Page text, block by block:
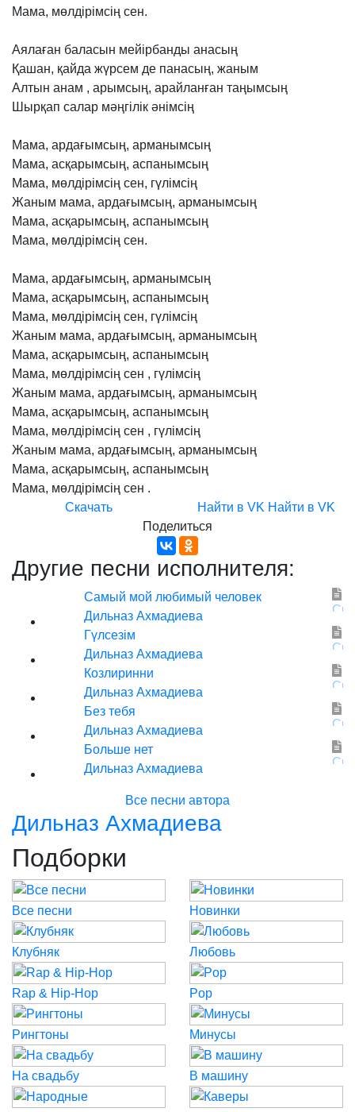
Мама, мөлдірімсің сен.
Аялаған баласын мейірбанды анасың
Қашан, қайда жүрсем де панасың, жаным
Алтын анам , арымсың, арайланған таңымсың
Шырқап салар мәңгілік әнімсің
Мама, ардағымсың, арманымсың
Мама, асқарымсың, аспанымсың
Мама, мөлдірімсің сен, гүлімсің
Жаным мама, ардағымсың, арманымсың
Мама, асқарымсың, аспанымсың
Мама, мөлдірімсің сен.
Мама, ардағымсың, арманымсың
Мама, асқарымсың, аспанымсың
Мама, мөлдірімсің сен, гүлімсің
Жаным мама, ардағымсың, арманымсың
Мама, асқарымсың, аспанымсың
Мама, мөлдірімсің сен , гүлімсің
Жаным мама, ардағымсың, арманымсың
Мама, асқарымсың, аспанымсың
Мама, мөлдірімсің сен , гүлімсің
Жаным мама, ардағымсың, арманымсың
Мама, асқарымсың, аспанымсың
Мама, мөлдірімсің сен .
Скачать
Найти в VK Найти в VK
Поделиться
Другие песни исполнителя:
Самый мой любимый человек
Дильназ Ахмадиева
Гүлсезім
Дильназ Ахмадиева
Козлиринни
Дильназ Ахмадиева
Без тебя
Дильназ Ахмадиева
Больше нет
Дильназ Ахмадиева
Все песни автора
Дильназ Ахмадиева
Подборки
Все песни Новинки
Клубняк Любовь
Rap & Hip-Hop Pop
Рингтоны Минусы
На свадьбу В машину